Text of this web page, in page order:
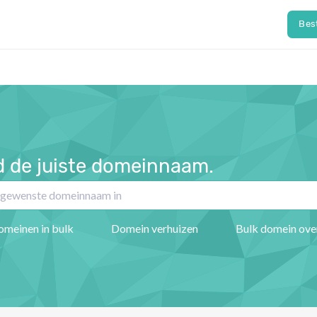
de juiste domeinnaam.
in bulk Domein verhuizen Bulk domein